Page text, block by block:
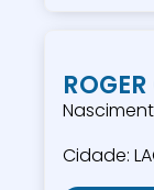
Cidade: